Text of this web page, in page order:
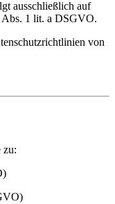
ausschließlich auf
1 lit. a DSGVO.
von
zu: